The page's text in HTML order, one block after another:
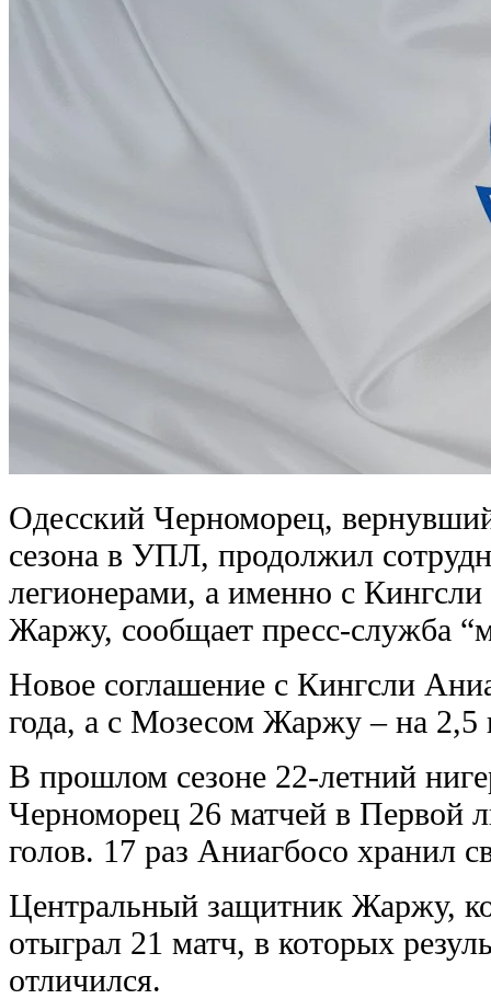
Одесский Черноморец,
сезона в УПЛ, продолжил
легионерами, а именно с
Жаржу, сообщает пресс-служба
Новое соглашение с Кингсли
года, а с Мозесом Жаржу – на 2,5
В прошлом сезоне 22-летний
Черноморец 26 матчей в Первой
голов. 17 раз Аниагбосо хранил
Центральный защитник Жаржу,
отыграл 21 матч, в которых
отличился.